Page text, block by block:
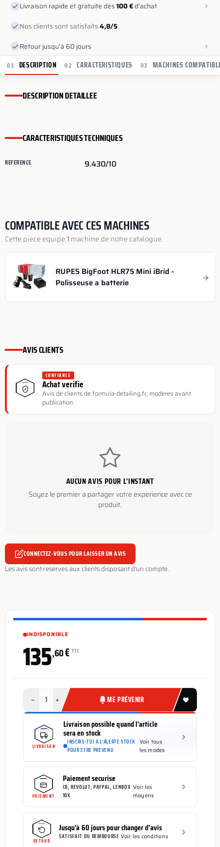
Livraison rapide et gratuite dès100 €d'achat
Nos clients sont satisfaits4,8/5
Retour jusqu'à 60 jours
01 DESCRIPTION 02 CARACTERISTIQUES 03 MACHINES
DESCRIPTION DETAILLEE
CARACTERISTIQUES TECHNIQUES
REFERENCE 9.430/10
COMPATIBLE AVEC CES MACHINES
Cette piece equipe1 machine de notre catalogue.
RUPES BigFoot HLR75 Mini iBrid -
Polisseuse a batterie
AVIS CLIENTS
CONFIANCE
Achat verifie
Avis de clients de formula-detailing.fr, moderes avant
publication.
AUCUN AVIS POUR L'INSTANT
Soyez le premier a partager votre experience avec ce
produit.
CONNECTEZ-VOUS POUR LAISSER UN AVIS
Les avis sont reserves aux clients disposant d'un compte.
INDISPONIBLE
135,60€ TTC
− + ME PRÉVENIR
LIVRAISON
Livraison possible quand l'article
sera en stock
INSCRIS-TOI A L'ALERTE STOCK
POUR ETRE PREVENU
·Voir tous
les modes
PAIEMENT
Paiement securise
CB, REVOLUT, PAYPAL, LENBOX
10X
·Voir les
moyens
RETOUR
Jusqu'à 60 jours pour changer d'avis
SATISFAIT OU REMBOURSE·Voir les conditions